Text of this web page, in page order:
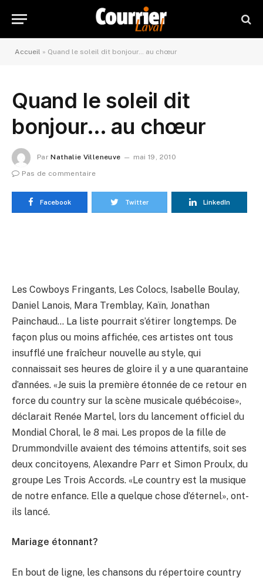
Accueil » Quand le soleil dit bonjour… au chœur
Quand le soleil dit
bonjour… au chœur
Par Nathalie Villeneuve
mai 19, 2010
Pas de commentaire
Facebook Twitter LinkedIn
Les Cowboys Fringants, Les Colocs, Isabelle Boulay,
Daniel Lanois, Mara Tremblay, Kaïn, Jonathan
Painchaud… La liste pourrait s’étirer longtemps. De
façon plus ou moins affichée, ces artistes ont tous
insufflé une fraîcheur nouvelle au style, qui
connaissait ses heures de gloire il y a une quarantaine
d’années. «Je suis la première étonnée de ce retour en
force du country sur la scène musicale québécoise»,
déclarait Renée Martel, lors du lancement officiel du
Mondial Choral, le 8 mai. Les propos de la fille de
Drummondville avaient des témoins attentifs, soit ses
deux concitoyens, Alexandre Parr et Simon Proulx, du
groupe Les Trois Accords. «Le country est la musique
de notre enfance. Elle a quelque chose d’éternel», ont-
ils lancé.
Mariage étonnant?
En bout de ligne, les chansons du répertoire country